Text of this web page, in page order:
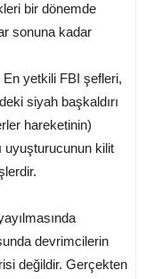
bir dönemde
sonuna kadar
yetkili FBI şefleri,
siyah başkaldırı
hareketinin)
uyuşturucunun kilit
devrimcilerin
değildir. Gerçekten